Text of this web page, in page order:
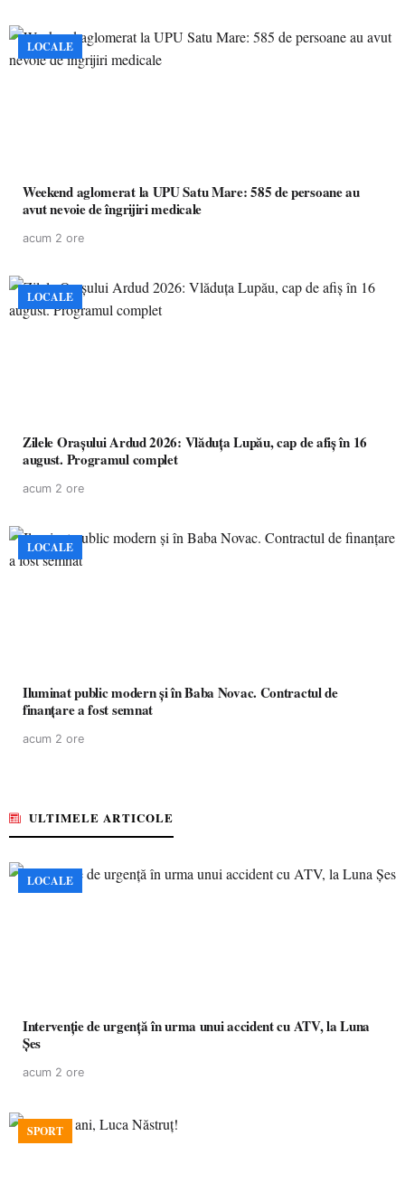
LOCALE
Weekend aglomerat la UPU Satu Mare: 585 de persoane au
avut nevoie de îngrijiri medicale
acum 2 ore
LOCALE
Zilele Orașului Ardud 2026: Vlăduța Lupău, cap de afiș în 16
august. Programul complet
acum 2 ore
LOCALE
Iluminat public modern și în Baba Novac. Contractul de
finanțare a fost semnat
acum 2 ore
ULTIMELE ARTICOLE
LOCALE
Intervenție de urgență în urma unui accident cu ATV, la Luna
Șes
acum 2 ore
SPORT